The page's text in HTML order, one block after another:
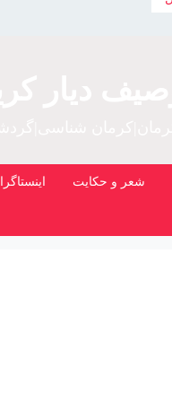
شعر و حکایت